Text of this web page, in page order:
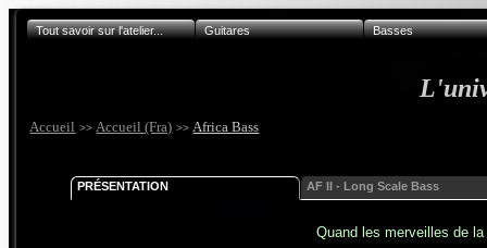
Tout savoir sur l'atelier... Guitares Basses
Accueil >> Accueil (Fra) >> Africa Bass
PRÉSENTATION AF II - Long Scale Bass
Quand les merveilles de